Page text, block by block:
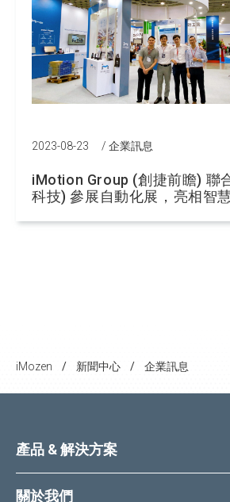
2023-08-23 / 企業訊息
iMotion Group (創捷前瞻) 聯
科技) 參展自動化展，亮相智
iMozen / / 企業訊息
產品 & 解決方案
關於我們